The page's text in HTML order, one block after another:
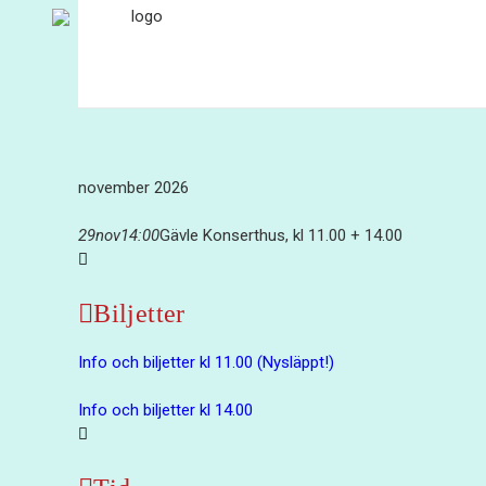
november 2026
29nov14:00Gävle Konserthus, kl 11.00 + 14.00
Biljetter
Info och biljetter kl 11.00 (Nysläppt!)
Info och biljetter kl 14.00